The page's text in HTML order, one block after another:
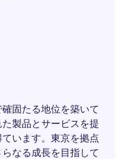
固たる地位を築いて
製品とサービスを提
います。東京を拠点
なる成長を目指して